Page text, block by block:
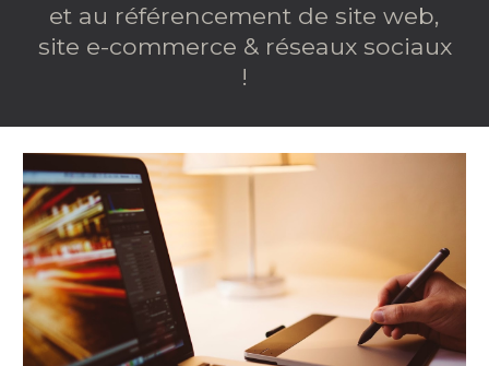
et au référencement de site web,
site e-commerce & réseaux sociaux
!